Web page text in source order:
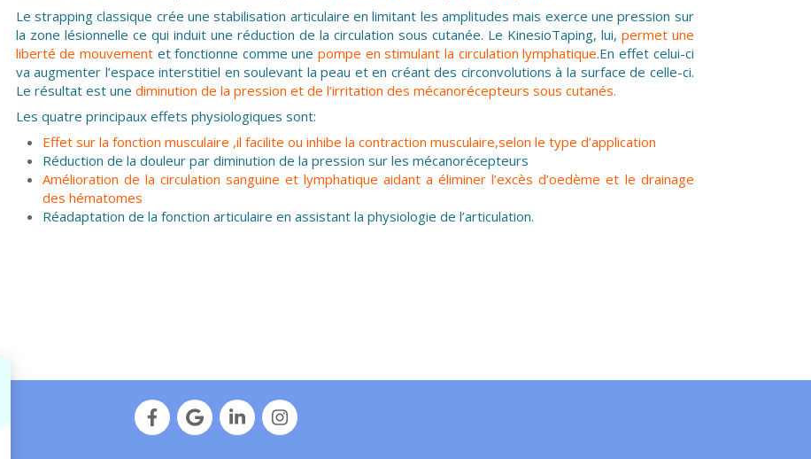
Le strapping classique crée une stabilisation articulaire en limitant les amplitudes mais exerce une pression sur
la zone lésionnelle ce qui induit une réduction de la circulation sous cutanée. Le KinesioTaping, lui, permet une
liberté de mouvementet fonctionne comme unepompe en stimulant la circulation lymphatique.En effet celui-ci
va augmenter l’espace interstitiel en soulevant la peau et en créant des circonvolutions à la surface de celle-ci.
Le résultat est une diminution de la pression et de l’irritation des mécanorécepteurs sous cutanés.
Les quatre principaux effets physiologiques sont:
Effet sur la fonction musculaire ,il facilite ou inhibe la contraction musculaire,selon le type d’application
Réduction de la douleur par diminution de la pression sur les mécanorécepteurs
Amélioration de la circulation sanguine et lymphatique aidant a éliminer l’excès d’oedème et le drainage
des hématomes
Réadaptation de la fonction articulaire en assistant la physiologie de l’articulation.